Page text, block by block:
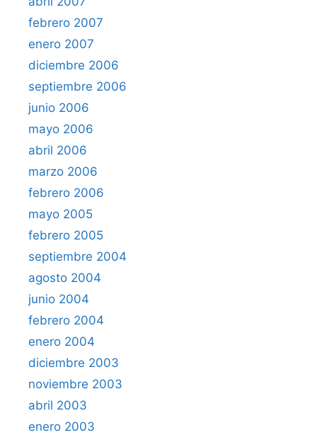
febrero 2007
enero 2007
diciembre 2006
septiembre 2006
junio 2006
mayo 2006
abril 2006
marzo 2006
febrero 2006
mayo 2005
febrero 2005
septiembre 2004
agosto 2004
junio 2004
febrero 2004
enero 2004
diciembre 2003
noviembre 2003
abril 2003
enero 2003